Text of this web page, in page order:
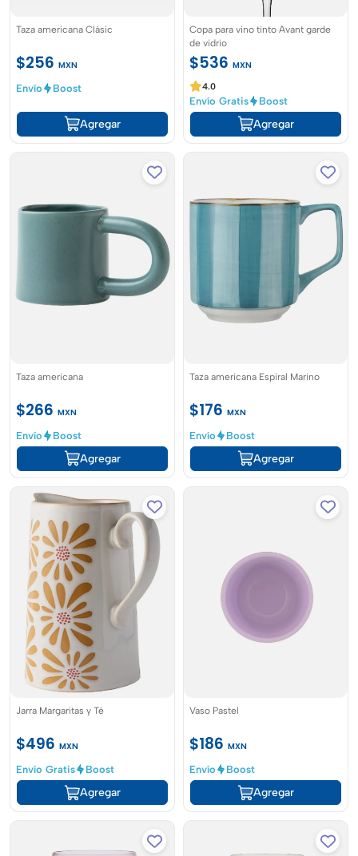
Taza americana Clásic
$256 MXN
Envío
Boost
Agregar
Copa para vino tinto Avant garde
de vidrio
$536 MXN
4.0
Envío Gratis Boost
Agregar
Taza americana
$266 MXN
Envío
Boost
Agregar
Taza americana Espiral Marino
$176 MXN
Envío
Boost
Agregar
Jarra Margaritas y Té
$496 MXN
Envío Gratis
Boost
Agregar
Vaso Pastel
$186 MXN
Envío
Boost
Agregar